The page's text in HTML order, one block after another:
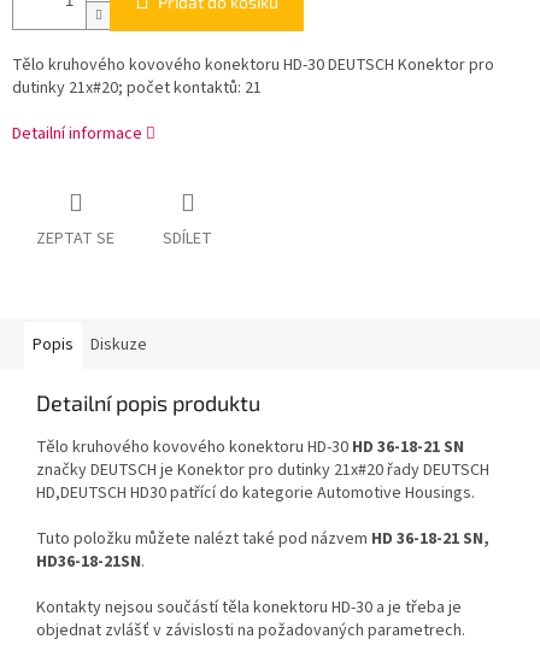
Tělo kruhového kovového konektoru HD-30 DEUTSCH Konektor pro
dutinky 21x#20; počet kontaktů: 21
Detailní informace
ZEPTAT SE SDÍLET
Popis Diskuze
Detailní popis produktu
Tělo kruhového kovového konektoru HD-30 HD 36-18-21 SN
značky DEUTSCH je Konektor pro dutinky 21x#20 řady DEUTSCH
HD,DEUTSCH HD30 patřící do kategorie Automotive Housings.
Tuto položku můžete nalézt také pod názvem HD 36-18-21 SN,
HD36-18-21SN.
Kontakty nejsou součástí těla konektoru HD-30 a je třeba je
objednat zvlášť v závislosti na požadovaných parametrech.